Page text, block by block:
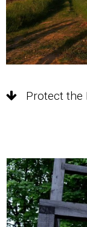
Protect the